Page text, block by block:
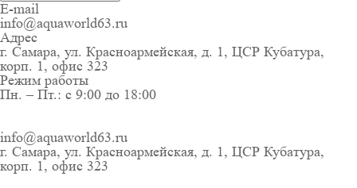
E-mail
info@aquaworld63.ru
Адрес
г. Самара, ул. Красноармейская, д. 1, ЦСР Кубатура,
корп. 1, офис 323
Режим работы
Пн. – Пт.: с 9:00 до 18:00
info@aquaworld63.ru
г. Самара, ул. Красноармейская, д. 1, ЦСР Кубатура,
корп. 1, офис 323